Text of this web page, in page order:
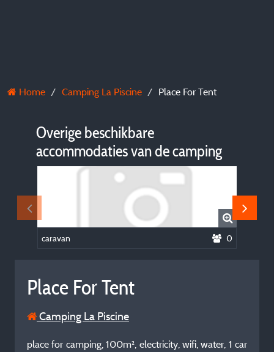
Home Camping La Piscine Place For Tent
Overige beschikbare
accommodaties van de camping
caravan 0
Place For Tent
Camping La Piscine
place for camping, 100m², electricity, wifi, water, 1 car